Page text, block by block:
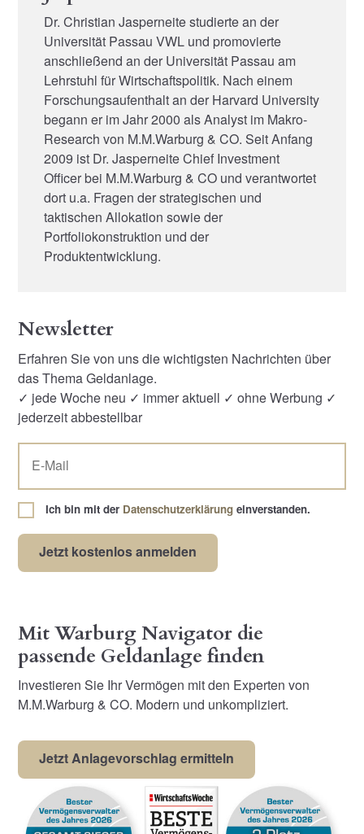
Dr. Christian Jasperneite studierte an der
Universität Passau VWL und promovierte
anschließend an der Universität Passau am
Lehrstuhl für Wirtschaftspolitik. Nach einem
Forschungsaufenthalt an der Harvard University
begann er im Jahr 2000 als Analyst im Makro-
Research von M.M.Warburg & CO. Seit Anfang
2009 ist Dr. Jasperneite Chief Investment
Officer bei M.M.Warburg & CO und verantwortet
dort u.a. Fragen der strategischen und
taktischen Allokation sowie der
Portfoliokonstruktion und der
Produktentwicklung.
Newsletter
Erfahren Sie von uns die wichtigsten Nachrichten über
das Thema Geldanlage.
✓ jede Woche neu ✓ immer aktuell ✓ ohne Werbung ✓
jederzeit abbestellbar
Ich bin mit der Datenschutzerklärung einverstanden.
Mit Warburg Navigator die
passende Geldanlage finden
Investieren Sie Ihr Vermögen mit den Experten von
M.M.Warburg & CO. Modern und unkompliziert.
Jetzt Anlagevorschlag ermitteln